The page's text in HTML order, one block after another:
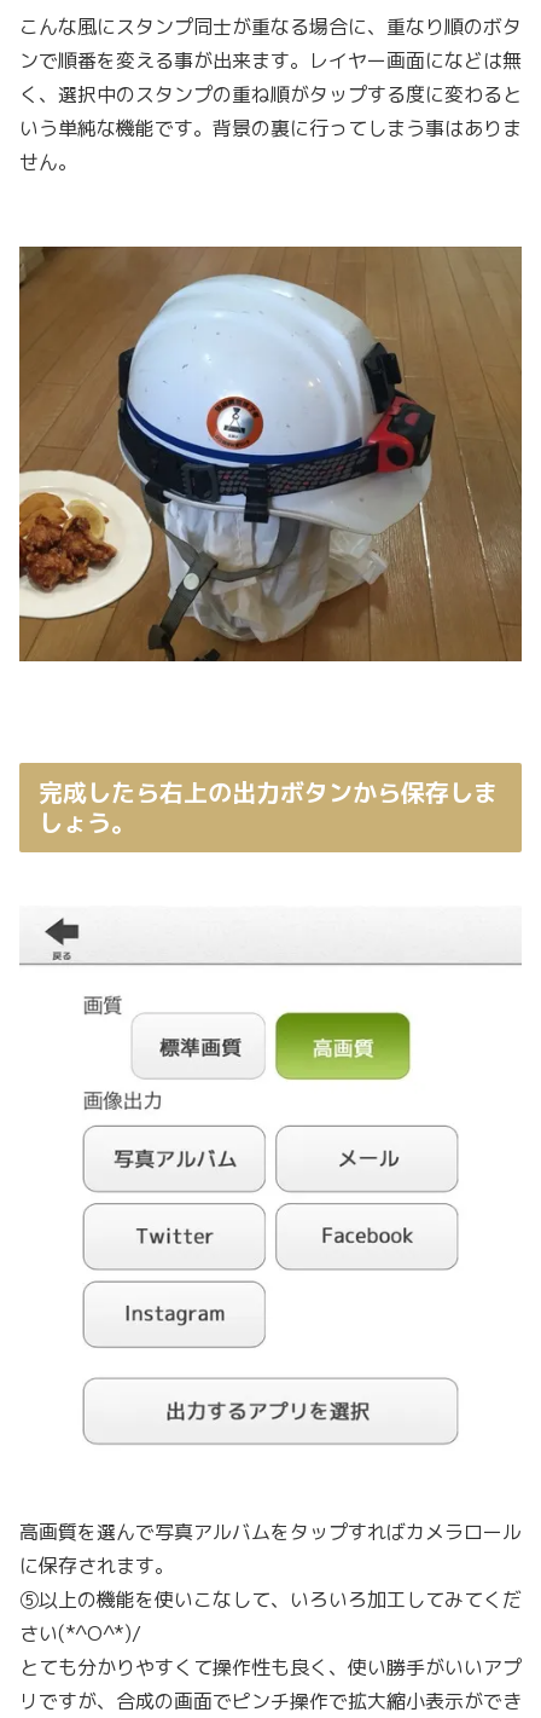
こんな風にスタンプ同士が重なる場合に、重なり順のボタ
ンで順番を変える事が出来ます。レイヤー画面になどは無
く、選択中のスタンプの重ね順がタップする度に変わると
いう単純な機能です。背景の裏に行ってしまう事はありま
せん。
完成したら右上の出力ボタンから保存しま
しょう。
高画質を選んで写真アルバムをタップすればカメラロール
に保存されます。
⑤以上の機能を使いこなして、いろいろ加工してみてくだ
さい(*^O^*)/
とても分かりやすくて操作性も良く、使い勝手がいいアプ
リですが、合成の画面でピンチ操作で拡大縮小表示ができ